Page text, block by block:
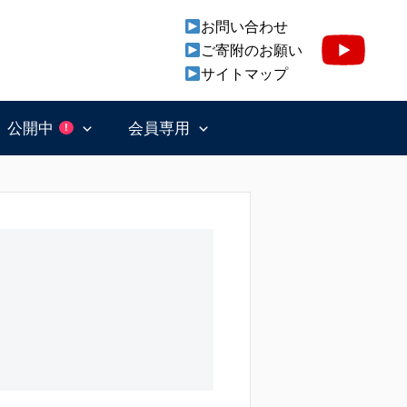
お問い合わせ
ご寄附のお願い
サイトマップ
公開中 ! 会員専用